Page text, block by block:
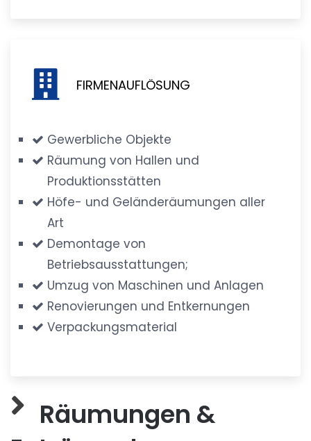
FIRMENAUFLÖSUNG
Gewerbliche Objekte
Räumung von Hallen und
Produktionsstätten
Höfe- und Geländeräumungen aller
Art
Demontage von
Betriebsausstattungen;
Umzug von Maschinen und Anlagen
Renovierungen und Entkernungen
Verpackungsmaterial
Räumungen &